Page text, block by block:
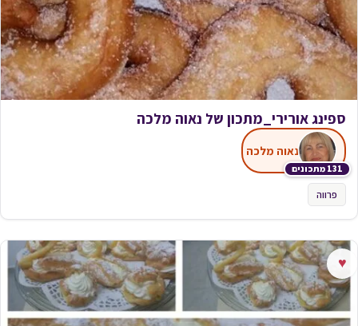
ספינג אורירי_מתכון של נאוה מלכה
131 מתכונים
נאוה מלכה
פרווה
♥